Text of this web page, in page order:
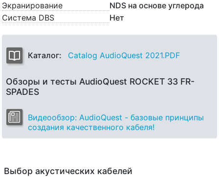
Экранирование
NDS на основе углерода
Система DBS
Нет
Каталог: Catalog AudioQuest 2021.PDF
Обзоры и тесты AudioQuest ROCKET 33 FR-
SPADES
Видеообзор: AudioQuest - базовые принципы
создания качественного кабеля!
Выбор акустических кабелей